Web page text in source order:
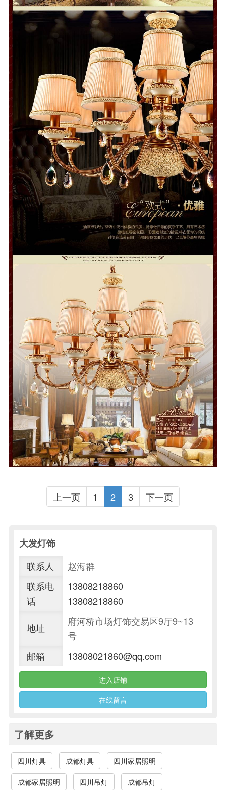
上一页 1 2 3 下一页
大发灯饰
联系人
赵海群
联系电
话
13808218860
13808218860
地址
府河桥市场灯饰交易区9厅9~13
号
邮箱
13808021860@qq.com
进入店铺
在线留言
了解更多
四川灯具 成都灯具 四川家居照明
成都家居照明 四川吊灯 成都吊灯